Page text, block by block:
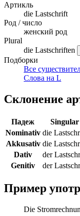
Артикль
die Lastschrift
Род / число
женский род
Plural
die Lastschriften
Подборки
Все
Слова на L
Склонение
Падеж Singular
Nominativ die
Akkusativ die
Dativ
der
Genitiv
der
Пример
Die